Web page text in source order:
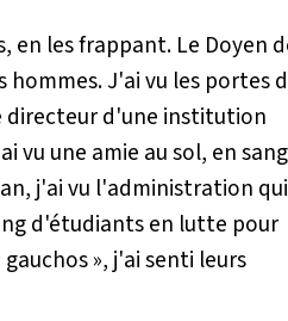
en les frappant. Le Doyen
J'ai vu les portes
directeur d'une institution
vu une amie au sol, en
j'ai vu l'administration qui
d'étudiants en lutte pour
», j'ai senti leurs